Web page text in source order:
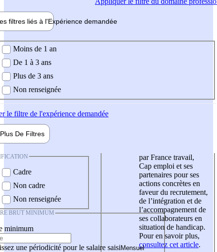
filtres liés à l'Expérience demandée
demandée
Moins de 1 an
De 1 à 3 ans
Plus de 3 ans
Non renseignée
le filtre de l'expérience demandée
Plus De Filtres
Cadre
Non cadre
Non renseignée
BRUT MINIMUM
minimum
une périodicité pour le salaire saisi
par France travail,
Cap emploi et ses
partenaires pour ses
actions concrètes en
faveur du recrutement,
de l’intégration et de
l’accompagnement de
ses collaborateurs en
situation de handicap.
Pour en savoir plus,
consultez cet article.